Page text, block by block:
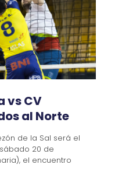
vs CV
al Norte
de la Sal será el
20 de
el encuentro